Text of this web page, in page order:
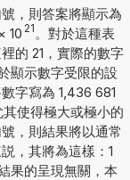
，則答案將顯示為
10 21 。對於這種表
的 21，實際的數字
顯示數字受限的設
字寫為 1,436 681
使得極大或極小的
，則結果將以通常
，其將為這樣：1
果的呈現無關，本